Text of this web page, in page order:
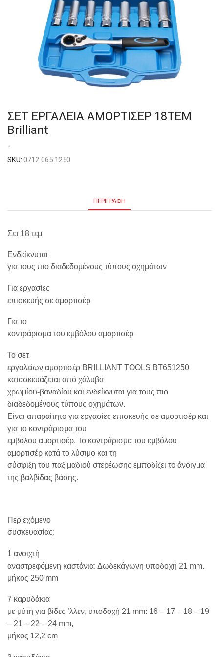
ΣΕΤ ΕΡΓΑΛΕΙΑ ΑΜΟΡΤΙΣΕΡ 18ΤΕΜ
Brilliant
-
SKU: 0712 065 1250
ΠΕΡΙΓΡΑΦΉ
Σετ 18 τεμ
Ενδείκνυται
για τους πιο διαδεδομένους τύπους οχημάτων
Για εργασίες
επισκευής σε αμορτισέρ
Για το
κοντράρισμα του εμβόλου αμορτισέρ
Το σετ
εργαλείων αμορτισέρ BRILLIANT TOOLS BT651250
κατασκευάζεται από χάλυβα
χρωμίου-βαναδίου και ενδείκνυται για τους πιο
διαδεδομένους τύπους οχημάτων.
Είναι απαραίτητο για εργασίες επισκευής σε αμορτισέρ και
για το κοντράρισμα του
εμβόλου αμορτισέρ. Το κοντράρισμα του εμβόλου
αμορτισέρ κατά το λύσιμο και τη
σύσφιξη του παξιμαδιού στερέωσης εμποδίζει το άνοιγμα
της βαλβίδας βάσης.
Περιεχόμενο
συσκευασίας:
1 ανοιχτή
αναστρεφόμενη καστάνια: Δωδεκάγωνη υποδοχή 21 mm,
μήκος 250 mm
7 καρυδάκια
με μύτη για βίδες ’λλεν, υποδοχή 21 mm: 16 – 17 – 18 – 19
– 21 – 22 – 24 mm,
μήκος 12,2 cm